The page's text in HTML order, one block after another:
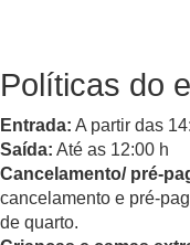
Políticas do
Entrada: A partir das
Saída: Até as 12:00 h
Cancelamento/ pré-
cancelamento e pré-
de quarto.